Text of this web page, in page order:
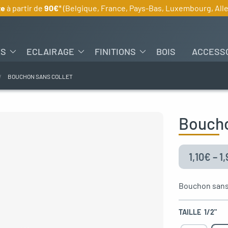
ECLAIRAGE FINITIONS BOIS
BOUCHON SANS COLLET
1,10€ –
Bouchon
TAILLE 1/2"
à partir de 90€* (Belgique, France, Pays-Bas, Luxembourg,